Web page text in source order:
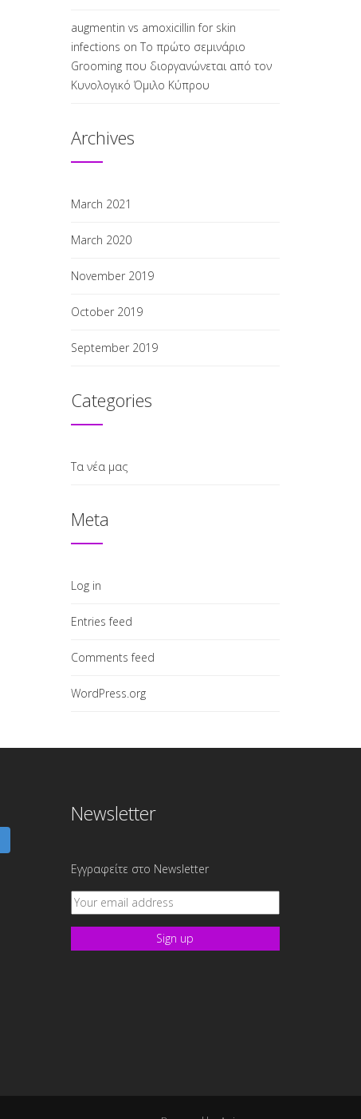
augmentin vs amoxicillin for skin
infections on Το πρώτο σεμινάριο
Grooming που διοργανώνεται από τον
Κυνολογικό Όμιλο Κύπρου
Archives
March 2021
March 2020
November 2019
October 2019
September 2019
Categories
Τα νέα μας
Meta
Log in
Entries feed
Comments feed
WordPress.org
Newsletter
Εγγραφείτε στο Newsletter